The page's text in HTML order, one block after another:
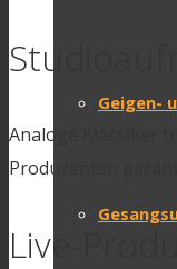
Geigen-
Analoge Klassiker
Produzenten
Live-